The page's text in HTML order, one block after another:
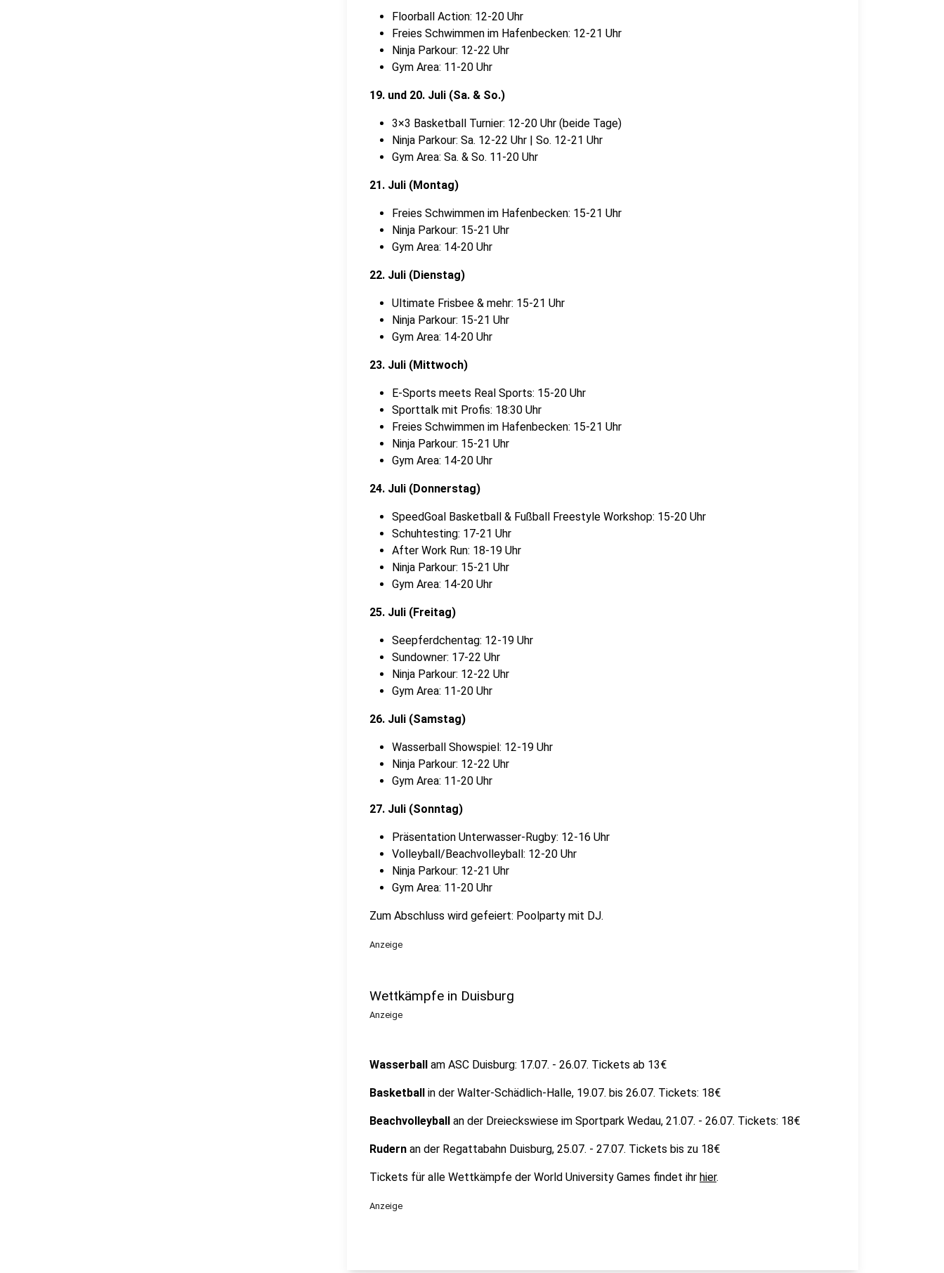
Floorball Action: 12-20 Uhr
Freies Schwimmen im Hafenbecken: 12-21 Uhr
Ninja Parkour: 12-22 Uhr
Gym Area: 11-20 Uhr
19. und 20. Juli (Sa. & So.)
3×3 Basketball Turnier: 12-20 Uhr (beide Tage)
Ninja Parkour: Sa. 12-22 Uhr | So. 12-21 Uhr
Gym Area: Sa. & So. 11-20 Uhr
21. Juli (Montag)
Freies Schwimmen im Hafenbecken: 15-21 Uhr
Ninja Parkour: 15-21 Uhr
Gym Area: 14-20 Uhr
22. Juli (Dienstag)
Ultimate Frisbee & mehr: 15-21 Uhr
Ninja Parkour: 15-21 Uhr
Gym Area: 14-20 Uhr
23. Juli (Mittwoch)
E-Sports meets Real Sports: 15-20 Uhr
Sporttalk mit Profis: 18:30 Uhr
Freies Schwimmen im Hafenbecken: 15-21 Uhr
Ninja Parkour: 15-21 Uhr
Gym Area: 14-20 Uhr
24. Juli (Donnerstag)
SpeedGoal Basketball & Fußball Freestyle Workshop: 15-20 Uhr
Schuhtesting: 17-21 Uhr
After Work Run: 18-19 Uhr
Ninja Parkour: 15-21 Uhr
Gym Area: 14-20 Uhr
25. Juli (Freitag)
Seepferdchentag: 12-19 Uhr
Sundowner: 17-22 Uhr
Ninja Parkour: 12-22 Uhr
Gym Area: 11-20 Uhr
26. Juli (Samstag)
Wasserball Showspiel: 12-19 Uhr
Ninja Parkour: 12-22 Uhr
Gym Area: 11-20 Uhr
27. Juli (Sonntag)
Präsentation Unterwasser-Rugby: 12-16 Uhr
Volleyball/Beachvolleyball: 12-20 Uhr
Ninja Parkour: 12-21 Uhr
Gym Area: 11-20 Uhr
Zum Abschluss wird gefeiert: Poolparty mit DJ.
Anzeige
Wettkämpfe in Duisburg
Anzeige
Wasserball am ASC Duisburg: 17.07. - 26.07. Tickets ab 13€
Basketball in der Walter-Schädlich-Halle, 19.07. bis 26.07. Tickets: 18€
Beachvolleyball an der Dreieckswiese im Sportpark Wedau, 21.07. - 26.07. Tickets: 18€
Rudern an der Regattabahn Duisburg, 25.07. - 27.07. Tickets bis zu 18€
Tickets für alle Wettkämpfe der World University Games findet ihr hier.
Anzeige